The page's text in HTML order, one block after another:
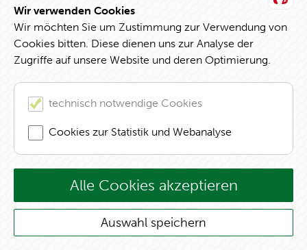
Wir verwenden Cookies
Wir möchten Sie um Zustimmung zur Verwendung von
Cookies bitten. Diese dienen uns zur Analyse der
Zugriffe auf unsere Website und deren Optimierung.
technisch notwendige Cookies
Cookies zur Statistik und Webanalyse
Alle Cookies akzeptieren
Auswahl speichern
be used to change dies and moulds on all types of
machines, including vertical forming and injection
moulding machines.
loads in die and mould making are ever
increasing.This solution helps car manufacturers
increasingly large castings, for example in
megacasting for frame or body manufacturing.
presses and punches. ROEMHELD understands
these new requirements and is expanding their
range of die weights to accommodate heavier